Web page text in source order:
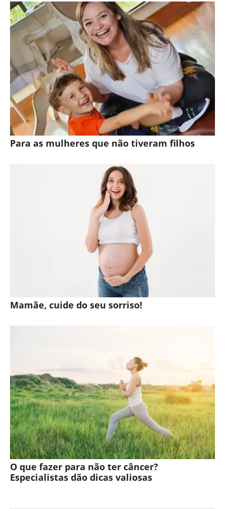
Para as mulheres que não tiveram filhos
Mamãe, cuide do seu sorriso!
O que fazer para não ter câncer?
Especialistas dão dicas valiosas